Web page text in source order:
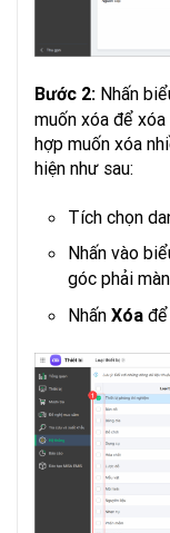
Bước 2: Nhấn
muốn xóa để
hợp muốn xóa
hiện như sau:
Tích chọn
Nhấn vào
góc phải
Nhấn Xóa